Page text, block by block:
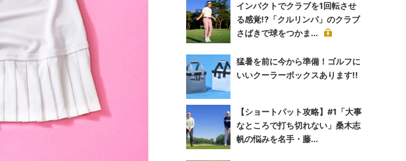
インパクトでクラブを1回転させ
る感覚!?「クルリンパ」のクラブ
さばきで球をつかま...
猛暑を前に今から準備！ゴルフに
いいクーラーボックスあります!!
【ショートパット攻略】#1「大事
なところで打ち切れない」桑木志
帆の悩みを名手・藤...